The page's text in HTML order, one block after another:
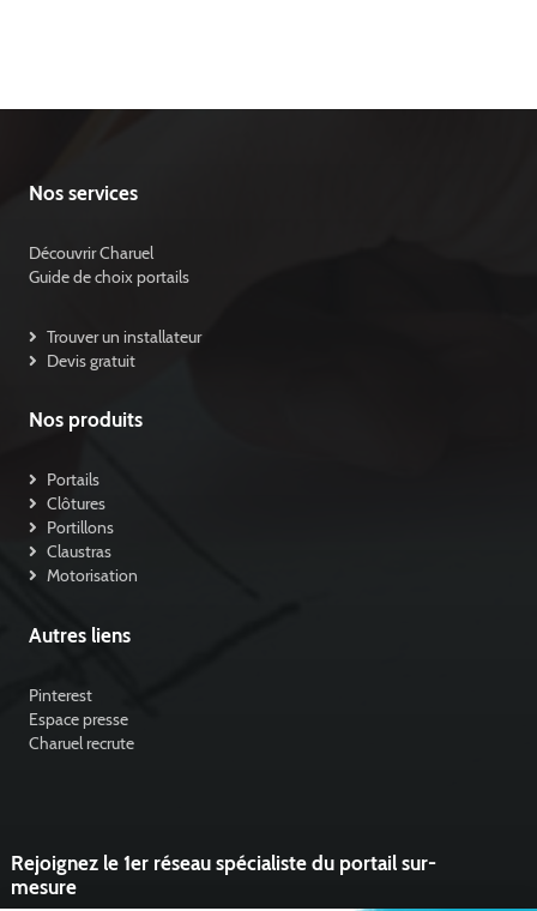
Nos services
Découvrir Charuel
Guide de choix portails
Trouver un installateur
Devis gratuit
Nos produits
Portails
Clôtures
Portillons
Claustras
Motorisation
Autres liens
Pinterest
Espace presse
Charuel recrute
Rejoignez le 1er réseau spécialiste du portail sur-
mesure